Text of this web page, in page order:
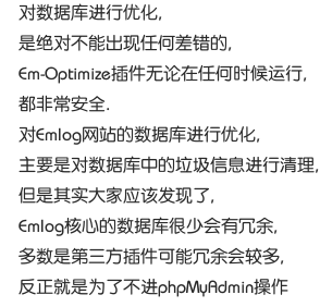
对数据库进行优化,
是绝对不能出现任何差错的,
Em-Optimize插件无论在任何时候运行,
都非常安全.
对Emlog网站的数据库进行优化,
主要是对数据库中的垃圾信息进行清理,
但是其实大家应该发现了,
Emlog核心的数据库很少会有冗余,
多数是第三方插件可能冗余会较多,
反正就是为了不进phpMyAdmin操作